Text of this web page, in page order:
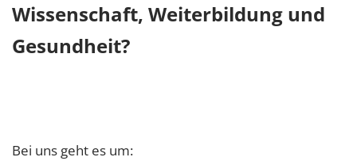
Wissenschaft, Weiterbildung und
Gesundheit?
Bei uns geht es um: